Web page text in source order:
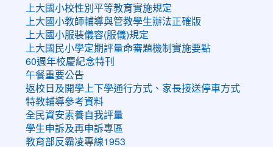
上大國小校性別平等教育實施規定
上大國小教師輔導與管教學生辦法正確版
上大國小服裝儀容(服儀)規定
上大國民小學定期評量命審題機制實施要點
60週年校慶紀念特刊
午餐重要公告
返校日及開學上下學通行方式、家長接送停車方式
特教輔導參考資料
全民資安素養自我評量
學生申訴及再申訴專區
教育部反霸凌專線1953